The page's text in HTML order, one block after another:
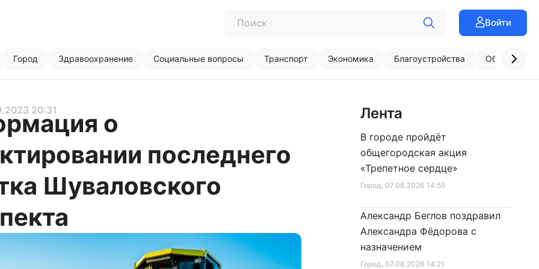
Войти
Город Здравоохранение Социальные вопросы Транспорт Экономика Благоустройства
20:31
о
последнего
Шуваловского
Лента
Город, 07.08.2026 14:55
В городе пройдёт
общегородская акция
«Трепетное сердце»
Город, 07.08.2026 14:21
Александр Беглов поздравил
Александра Фёдорова с
назначением